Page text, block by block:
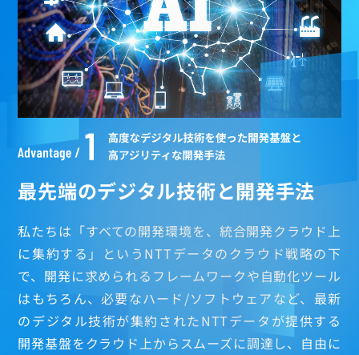
技術系領域
公共系領域
金融系領域
最先端のデジタル技術と開発手法
私たちは「すべての開発環境を、統合開発クラウド上
に集約する」というNTTデータのクラウド戦略の下
で、開発に求められるフレームワークや自動化ツール
はもちろん、必要なハード/ソフトウェアなど、最新
のデジタル技術が集約されたNTTデータが提供する
開発基盤をクラウド上からスムーズに調達し、自由に